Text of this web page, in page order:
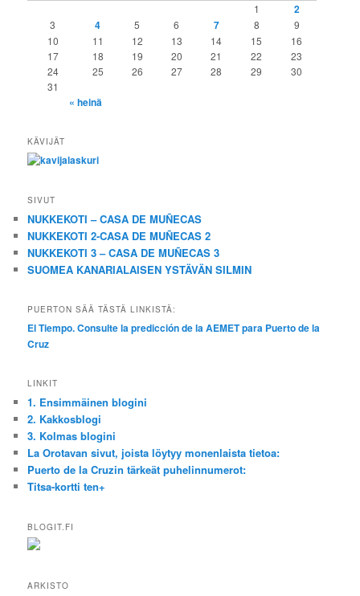
1 2
3 4 5 6 7 8
9
10
11 12 13 14 15
16
17
18 19 20 21 22
23
24
25 26 27 28 29
30
31
« heinä
KÄVIJÄT
SIVUT
NUKKEKOTI – CASA DE MUÑECAS
NUKKEKOTI 2-CASA DE MUÑECAS 2
NUKKEKOTI 3 – CASA DE MUÑECAS 3
SUOMEA KANARIALAISEN YSTÄVÄN SILMIN
PUERTON SÄÄ TÄSTÄ LINKISTÄ:
El Tiempo. Consulte la predicción de la AEMET para Puerto de la
Cruz
LINKIT
1. Ensimmäinen blogini
2. Kakkosblogi
3. Kolmas blogini
La Orotavan sivut, joista löytyy monenlaista tietoa:
Puerto de la Cruzin tärkeät puhelinnumerot:
Titsa-kortti ten+
BLOGIT.FI
ARKISTO